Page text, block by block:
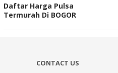
Daftar Harga Pulsa
Termurah Di BOGOR
CONTACT US